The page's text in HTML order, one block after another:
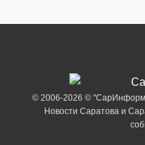
© 2006-2026 ©
Новости Саратова и